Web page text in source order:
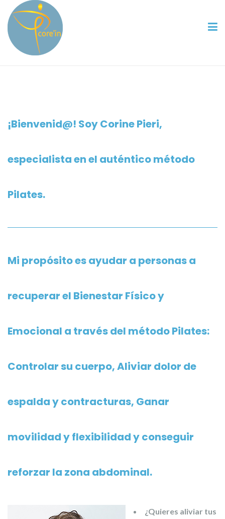
¡Bienvenid@! Soy Corine Pieri,
especialista en el auténtico método
Pilates.
Mi propósito es ayudar a personas a
recuperar el Bienestar Físico y
Emocional a través del método Pilates:
Controlar su cuerpo, Aliviar dolor de
espalda y contracturas, Ganar
movilidad y flexibilidad y conseguir
reforzar la zona abdominal.
¿Quieres aliviar tus